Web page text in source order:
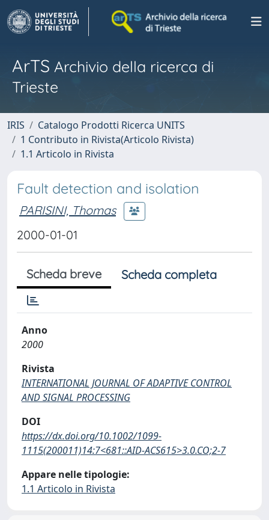
ArTS Archivio della ricerca di
Trieste
IRIS
Catalogo Prodotti Ricerca UNITS
1 Contributo in Rivista(Articolo Rivista)
1.1 Articolo in Rivista
Fault detection and isolation
PARISINI, Thomas
2000-01-01
Scheda breve Scheda completa
Anno
2000
Rivista
INTERNATIONAL JOURNAL OF ADAPTIVE CONTROL
AND SIGNAL PROCESSING
DOI
https://dx.doi.org/10.1002/1099-
1115(200011)14:7<681::AID-ACS615>3.0.CO;2-7
Appare nelle tipologie:
1.1 Articolo in Rivista